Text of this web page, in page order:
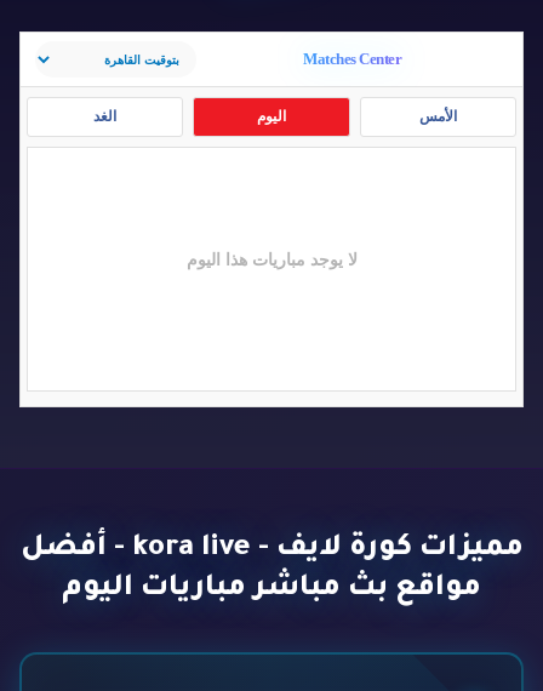
Matches Center
الأمس اليوم الغد
لا يوجد مباريات هذا اليوم
مميزات كورة لايف - kora live - أفضل
مواقع بث مباشر مباريات اليوم